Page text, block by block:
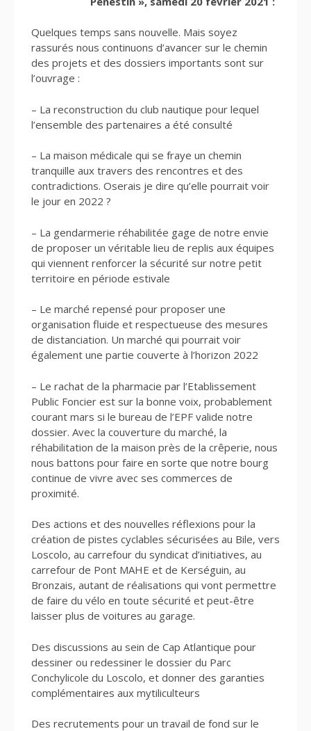
Quelques temps sans nouvelle. Mais soyez
rassurés nous continuons d’avancer sur le chemin
des projets et des dossiers importants sont sur
l’ouvrage :
– La reconstruction du club nautique pour lequel
l’ensemble des partenaires a été consulté
– La maison médicale qui se fraye un chemin
tranquille aux travers des rencontres et des
contradictions. Oserais je dire qu’elle pourrait voir
le jour en 2022 ?
– La gendarmerie réhabilitée gage de notre envie
de proposer un véritable lieu de replis aux équipes
qui viennent renforcer la sécurité sur notre petit
territoire en période estivale
– Le marché repensé pour proposer une
organisation fluide et respectueuse des mesures
de distanciation. Un marché qui pourrait voir
également une partie couverte à l’horizon 2022
– Le rachat de la pharmacie par l’Etablissement
Public Foncier est sur la bonne voix, probablement
courant mars si le bureau de l’EPF valide notre
dossier. Avec la couverture du marché, la
réhabilitation de la maison près de la crêperie, nous
nous battons pour faire en sorte que notre bourg
continue de vivre avec ses commerces de
proximité.
Des actions et des nouvelles réflexions pour la
création de pistes cyclables sécurisées au Bile, vers
Loscolo, au carrefour du syndicat d’initiatives, au
carrefour de Pont MAHE et de Kerséguin, au
Bronzais, autant de réalisations qui vont permettre
de faire du vélo en toute sécurité et peut-être
laisser plus de voitures au garage.
Des discussions au sein de Cap Atlantique pour
dessiner ou redessiner le dossier du Parc
Conchylicole du Loscolo, et donner des garanties
complémentaires aux mytiliculteurs
Des recrutements pour un travail de fond sur le